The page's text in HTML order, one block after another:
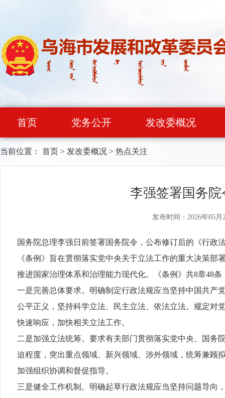
首页 党务公开 发改委概况
当前位置： 首页 > 发改委概况 > 热点关注
李强签署国务
发布时间：2026年05月
国务院总理李强日前签署国务院令，公布修订后的《行政
《条例》旨在贯彻落实党中央关于立法工作的重大决策
推进国家治理体系和治理能力现代化。《条例》共8章48
一是完善总体要求。明确制定行政法规应当坚持中国共产
公平正义，坚持科学立法、民主立法、依法立法。规定对
快速响应，加快相关立法工作。
二是加强立法统筹。要求有关部门贯彻落实党中央、国务
迫程度，突出重点领域、新兴领域、涉外领域，统筹兼顾
加强组织协调和督促指导。
三是健全工作机制。明确起草行政法规应当坚持问题导向